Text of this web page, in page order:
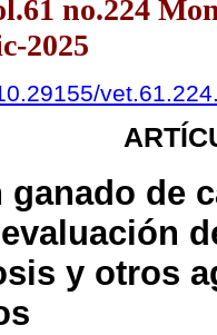
no.224
2025
ganado de
y otros